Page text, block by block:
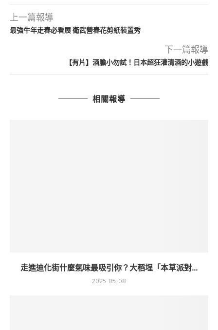
上一篇報導
最強牛年走春必看展 衛武營春花剪紙裝置秀
下一篇報導
【有片】酒膽小勿試！日本超狂灌清酒的小遊戲
相關報導
走進迪化街什麼氣味最吸引你？大稻埕「本草派對...
2025-05-08